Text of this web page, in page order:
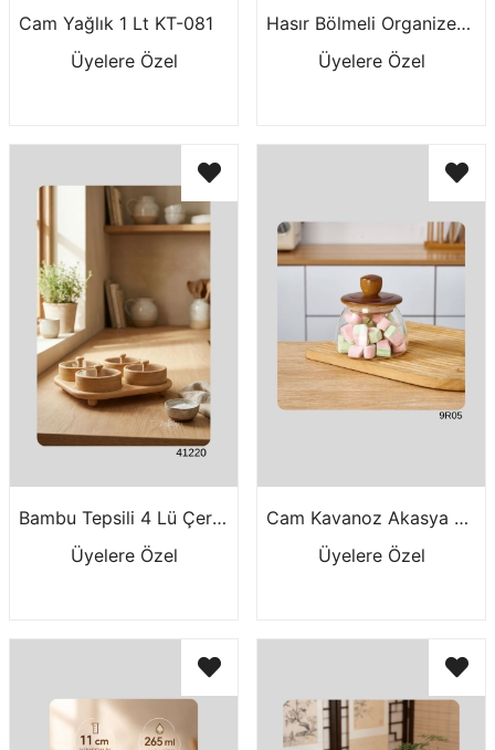
Cam Yağlık 1 Lt KT-081
Üyelere Özel
Hasır Bölmeli Organizer GM6241
Üyelere Özel
Bambu Tepsili 4 Lü Çerezlik 41220
Üyelere Özel
Cam Kavanoz Akasya Kap.500 Ml 9R05
Üyelere Özel